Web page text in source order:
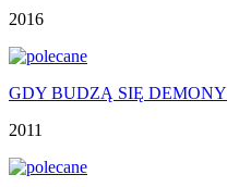
2016
GDY BUDZĄ SIĘ DEMONY
2011